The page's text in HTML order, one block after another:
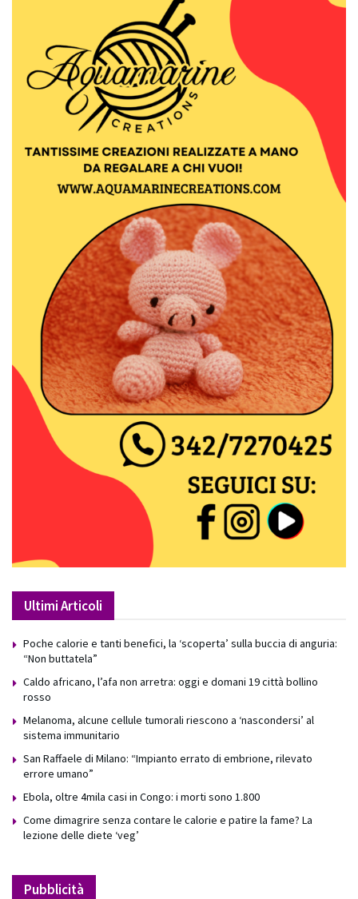
Ultimi Articoli
Poche calorie e tanti benefici, la ‘scoperta’ sulla buccia di anguria:
“Non buttatela”
Caldo africano, l’afa non arretra: oggi e domani 19 città bollino
rosso
Melanoma, alcune cellule tumorali riescono a ‘nascondersi’ al
sistema immunitario
San Raffaele di Milano: “Impianto errato di embrione, rilevato
errore umano”
Ebola, oltre 4mila casi in Congo: i morti sono 1.800
Come dimagrire senza contare le calorie e patire la fame? La
lezione delle diete ‘veg’
Pubblicità